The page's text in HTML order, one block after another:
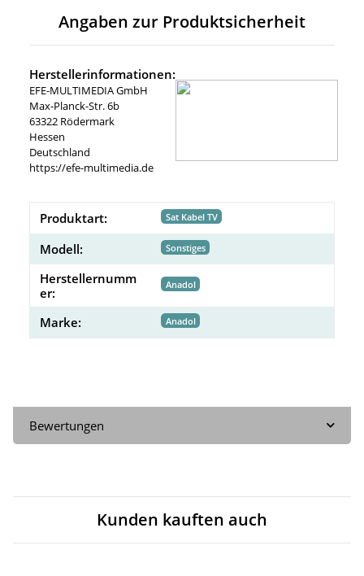
Angaben zur Produktsicherheit
Herstellerinformationen:
EFE-MULTIMEDIA GmbH
Max-Planck-Str. 6b
63322 Rödermark
Hessen
Deutschland
https://efe-multimedia.de
Produktart: Sat Kabel TV
Modell: Sonstiges
Herstellernumm
er:
Anadol
Marke: Anadol
Bewertungen
Kunden kauften auch